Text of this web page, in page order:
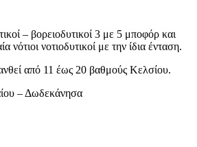
– βορειοδυτικοί 3 με 5 μποφόρ και
νότιοι νοτιοδυτικοί με την ίδια ένταση.
από 11 έως 20 βαθμούς Κελσίου.
– Δωδεκάνησα